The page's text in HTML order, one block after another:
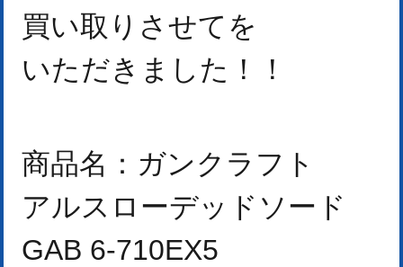
買い取りさせて を
いただきました！
！
商品名： ガンクラフト
アルスローデッドソード
GAB 6-710EX5